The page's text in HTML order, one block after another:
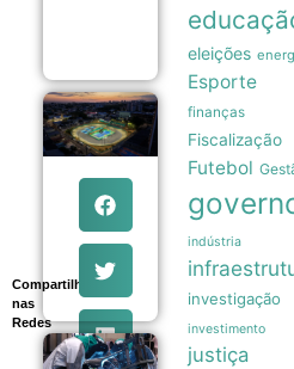
Compartilhe
nas
Redes
campeões
06/08
Prefeitura
de Manaus
entrega
Velódromo
Alzira
totalmente
revitalizado
Taxa Selic
eleições
Esporte
finanças
Fiscalização
Futebol
indústria
investigação
investimento
justiça